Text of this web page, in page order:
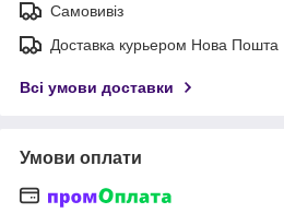
Самовивіз
Доставка курьером Нова Пошта
Всі умови доставки
Умови оплати